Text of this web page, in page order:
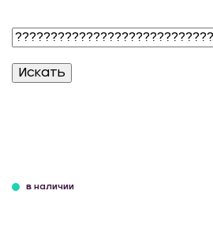
в наличии